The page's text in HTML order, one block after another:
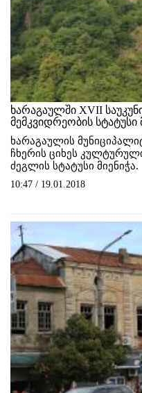
ხარაგაულში XVII
მემკვიდრეობის სტატუსი
ხარაგაულის
ჩხერის ციხეს
ძეგლის სტატუსი მიენიჭა.
10:47 / 19.01.2018